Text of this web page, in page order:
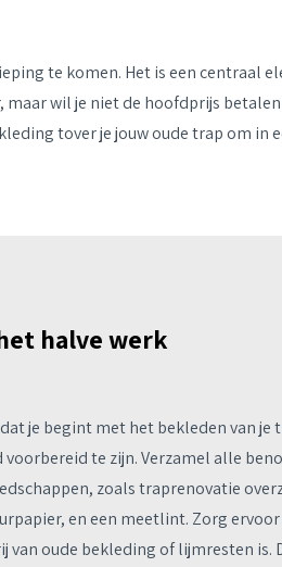
te komen. Het is een centraal
maar wil je niet de hoofdprijs
tover je jouw oude trap om in
halve werk
je begint met het bekleden van je
voorbereid te zijn. Verzamel alle
zoals traprenovatie
en een meetlint. Zorg
van oude bekleding of lijmresten is.